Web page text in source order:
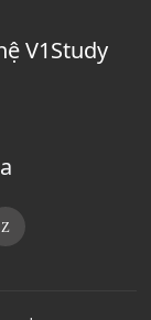
V1Study